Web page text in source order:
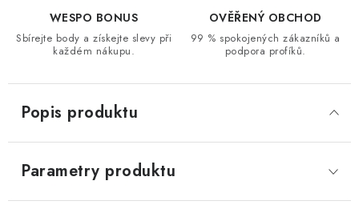
WESPO BONUS
Sbírejte body a získejte slevy při
každém nákupu.
OVĚŘENÝ OBCHOD
99 % spokojených zákazníků a
podpora profíků.
Popis produktu
Parametry produktu